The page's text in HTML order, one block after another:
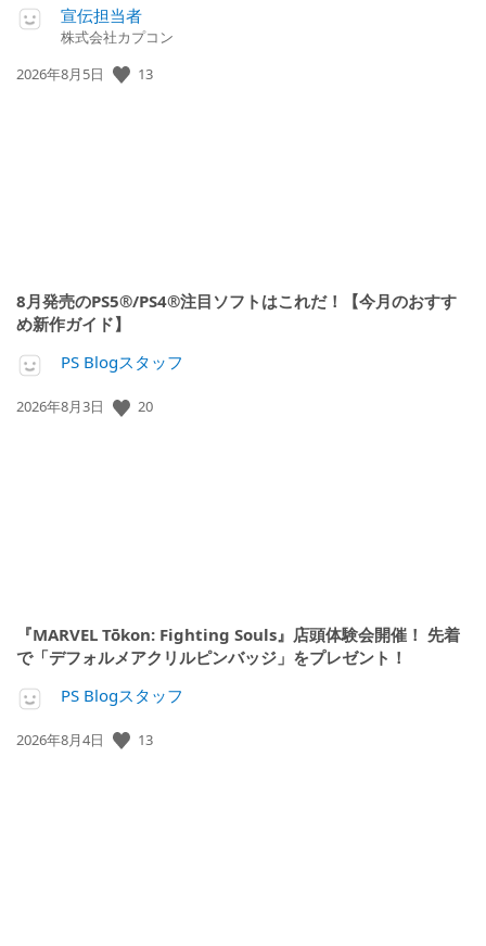
宣伝担当者
株式会社カプコン
公
2026年8月5日 13
8月発売のPS5®/PS4®注目ソフトはこれだ！【今月のおすす
め新作ガイド】
PS Blogスタッフ
公
2026年8月3日 20
『MARVEL Tōkon: Fighting Souls』店頭体験会開催！ 先着
で「デフォルメアクリルピンバッジ」をプレゼント！
PS Blogスタッフ
公
2026年8月4日 13